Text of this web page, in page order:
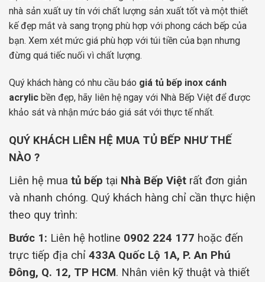
nhà sản xuất uy tín với chất lượng sản xuất tốt và một thiết
kế đẹp mắt và sang trọng phù hợp với phong cách bếp của
bạn. Xem xét mức giá phù hợp với túi tiền của bạn nhưng
đừng quá tiếc nuối vì chất lượng.
Quý khách hàng có nhu cầu báo giá tủ bếp inox cánh
acrylic bền đẹp, hãy liên hệ ngay với Nhà Bếp Việt để được
khảo sát và nhận mức báo giá sát với thực tế nhất.
QUÝ KHÁCH LIÊN HỆ MUA TỦ BẾP NHƯ THẾ
NÀO ?
Liên hệ mua tủ bếp tại Nhà Bếp Việt rất đơn giản
và nhanh chóng. Quý khách hàng chỉ cần thực hiện
theo quy trình:
Bước 1: Liên hệ hotline 0902 224 177 hoặc đến
trực tiếp địa chỉ 433A Quốc Lộ 1A, P. An Phú
Đông, Q. 12, TP HCM. Nhân viên kỹ thuật và thiết